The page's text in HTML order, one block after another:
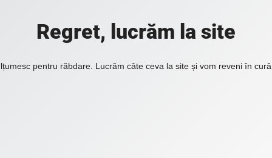
Regret, lucrăm la site
pentru răbdare. Lucrăm câte ceva la site și vom reveni în